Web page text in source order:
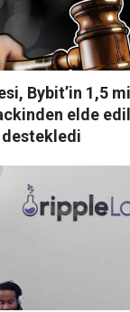
Bybit’in 1,5
elde